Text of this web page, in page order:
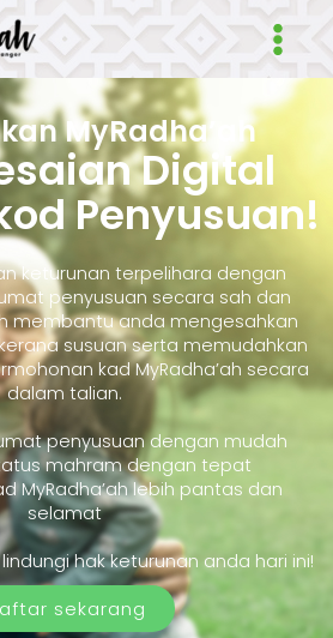
Main
MyRadha’ah
Digital
Penyusuan!
keturunan terpelihara dengan
penyusuan secara sah dan
membantu anda mengesahkan
susuan serta memudahkan
kad MyRadha’ah secara
dalam talian.
penyusuan dengan mudah
mahram dengan tepat
MyRadha’ah lebih pantas dan
selamat
hak keturunan anda hari ini!
sekarang